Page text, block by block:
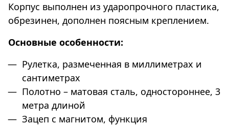
Корпус выполнен из ударопрочного пластика,
обрезинен, дополнен поясным креплением.
Основные особенности:
Рулетка, размеченная в миллиметрах и
сантиметрах
Полотно – матовая сталь, одностороннее, 3
метра длиной
Зацеп с магнитом, функция